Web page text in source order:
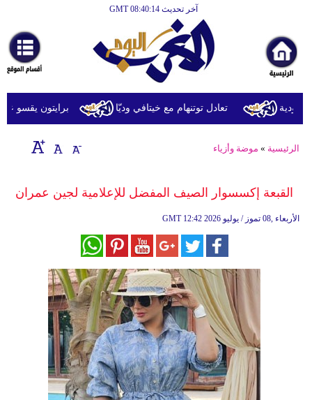
آخر تحديث GMT 08:40:14
أخبارعاجلة
رياضة
ثقافة
إقتصاد
وموسيقى
برايتون يقسو على تعادل توتنهام مع خيتافي وديّا
الرئيسية » موضة وأزياء
القبعة إكسسوار الصيف المفضل للإعلامية لجين عمران
GMT 12:42 2026 الأربعاء ,08 تموز / يوليو